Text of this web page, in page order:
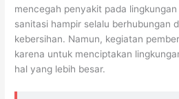
mencegah penyakit pada
sanitasi hampir selalu berhubungan
kebersihan. Namun, kegiatan
karena untuk menciptakan
hal yang lebih besar.